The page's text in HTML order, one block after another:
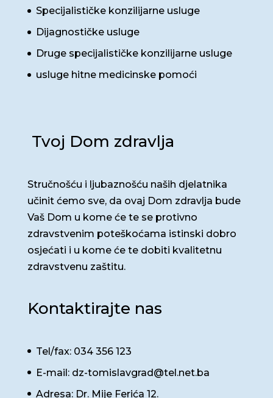
Specijalističke konzilijarne usluge
Dijagnostičke usluge
Druge specijalističke konzilijarne usluge
usluge hitne medicinske pomoći
Tvoj Dom zdravlja
Stručnošću i ljubaznošću naših djelatnika
učinit ćemo sve, da ovaj Dom zdravlja bude
Vaš Dom u kome će te se protivno
zdravstvenim poteškoćama istinski dobro
osjećati i u kome će te dobiti kvalitetnu
zdravstvenu zaštitu.
Kontaktirajte nas
Tel/fax: 034 356 123
E-mail: dz-tomislavgrad@tel.net.ba
Adresa: Dr. Mije Ferića 12.